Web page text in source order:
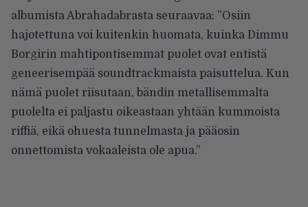
albumista Abrahadabrasta seuraavaa: ”Osiin
hajotettuna voi kuitenkin huomata, kuinka Dimmu
Borgirin mahtipontisemmat puolet ovat entistä
geneerisempää soundtrackmaista paisuttelua. Kun
nämä puolet riisutaan, bändin metallisemmalta
puolelta ei paljastu oikeastaan yhtään kummoista
riffiä, eikä ohuesta tunnelmasta ja pääosin
onnettomista vokaaleista ole apua.”